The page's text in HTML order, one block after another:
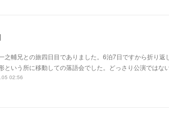
之輔兄との旅四日目でありました。6泊7日ですから折り
という所に移動しての落語会でした。どっさり公演ではな
02:56